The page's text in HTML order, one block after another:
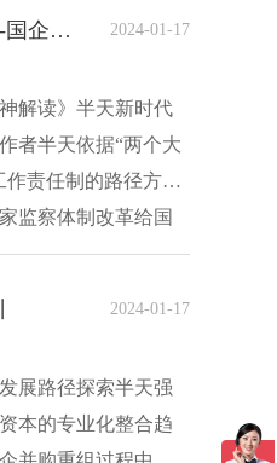
湖南大学国有企业党组织书记综合素能提升专题培训班-国企培训 2024-01-17
解读》半天新时代
者半天依据“两个大
责任制的路径方法
监察体制改革给国
2024-01-17
展路径探索半天强
本的专业化整合趋